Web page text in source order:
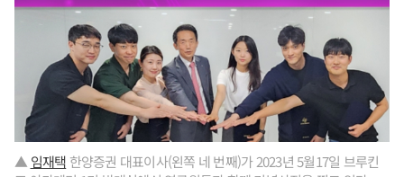
▲ 임재택 한양증권 대표이사(왼쪽 네 번째)가 2023년 5월17일 브루킨